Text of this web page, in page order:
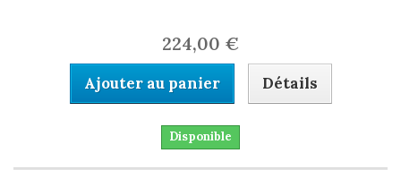
224,00 €
Ajouter au panier Détails
Disponible